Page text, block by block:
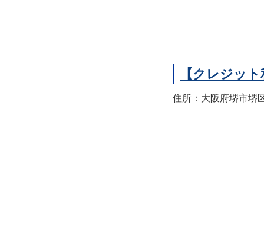
【クレジッ
住所：大阪府堺市堺